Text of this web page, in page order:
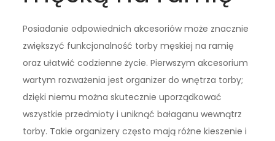
Posiadanie odpowiednich akcesoriów może znacznie
zwiększyć funkcjonalność torby męskiej na ramię
oraz ułatwić codzienne życie. Pierwszym akcesorium
wartym rozważenia jest organizer do wnętrza torby;
dzięki niemu można skutecznie uporządkować
wszystkie przedmioty i uniknąć bałaganu wewnątrz
torby. Takie organizery często mają różne kieszenie i